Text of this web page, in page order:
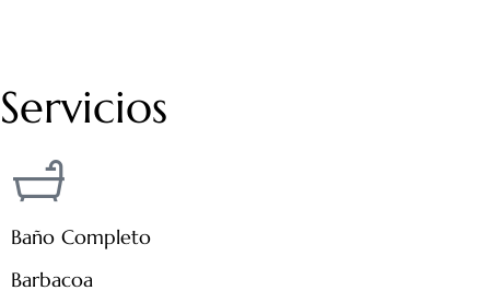
Servicios
Baño Completo
Barbacoa